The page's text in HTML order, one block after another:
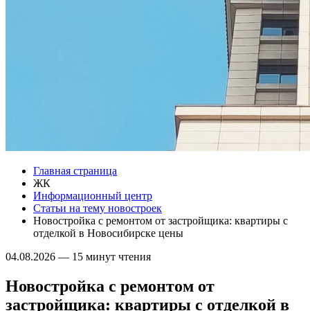
Главная страница
ЖК
Информационный центр
Статьи на тему новостроек
Новостройка с ремонтом от застройщика: квартиры с
отделкой в Новосибирске цены
04.08.2026 — 15 минут чтения
Новостройка с ремонтом от
застройщика: квартиры с отделкой в